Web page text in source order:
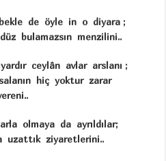
de öyle in o diyara ;
bulamazsın menzilini..
ceylân avlar arslanı ;
hiç yoktur zarar
olmaya da ayrıldılar;
uzattık ziyaretlerini..